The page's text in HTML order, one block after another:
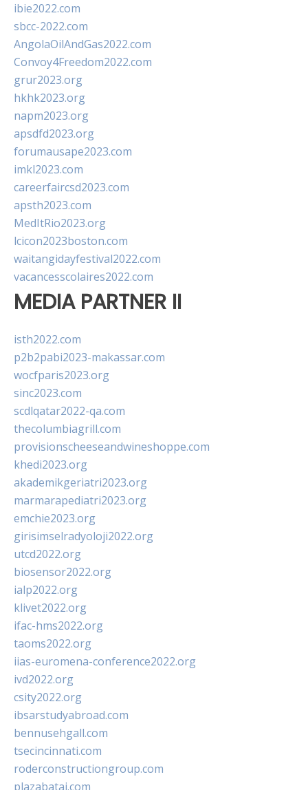
ibie2022.com
sbcc-2022.com
AngolaOilAndGas2022.com
Convoy4Freedom2022.com
grur2023.org
hkhk2023.org
napm2023.org
apsdfd2023.org
forumausape2023.com
imkl2023.com
careerfaircsd2023.com
apsth2023.com
MedItRio2023.org
lcicon2023boston.com
waitangidayfestival2022.com
vacancesscolaires2022.com
MEDIA PARTNER II
isth2022.com
p2b2pabi2023-makassar.com
wocfparis2023.org
sinc2023.com
scdlqatar2022-qa.com
thecolumbiagrill.com
provisionscheeseandwineshoppe.com
khedi2023.org
akademikgeriatri2023.org
marmarapediatri2023.org
emchie2023.org
girisimselradyoloji2022.org
utcd2022.org
biosensor2022.org
ialp2022.org
klivet2022.org
ifac-hms2022.org
taoms2022.org
iias-euromena-conference2022.org
ivd2022.org
csity2022.org
ibsarstudyabroad.com
bennusehgall.com
tsecincinnati.com
roderconstructiongroup.com
plazabatai.com